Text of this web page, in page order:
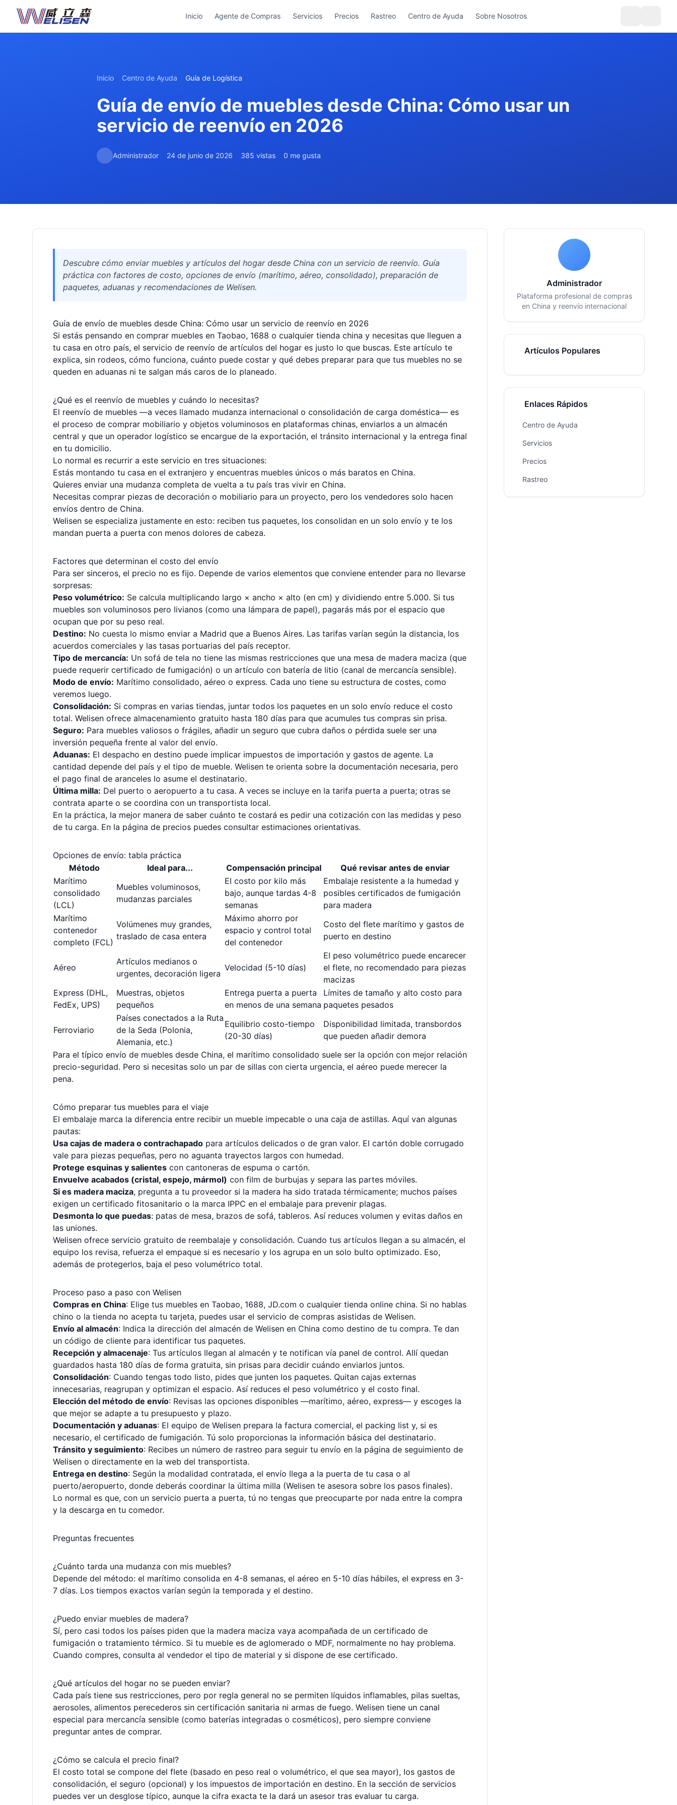
Inicio Agente de Compras Servicios Precios Rastreo Centro de Ayuda Sobre Nosotros
Inicio Centro de Ayuda Guía de Logística
Guía de envío de muebles desde China: Cómo usar un
servicio de reenvío en 2026
Administrador 24 de junio de 2026 385 vistas 0 me gusta
Descubre cómo enviar muebles y artículos del hogar desde China con un servicio de reenvío. Guía
práctica con factores de costo, opciones de envío (marítimo, aéreo, consolidado), preparación de
paquetes, aduanas y recomendaciones de Welisen.
Guía de envío de muebles desde China: Cómo usar un servicio de reenvío en 2026
Si estás pensando en comprar muebles en Taobao, 1688 o cualquier tienda china y necesitas que lleguen a
tu casa en otro país, el servicio de reenvío de artículos del hogar es justo lo que buscas. Este artículo te
explica, sin rodeos, cómo funciona, cuánto puede costar y qué debes preparar para que tus muebles no se
queden en aduanas ni te salgan más caros de lo planeado.
¿Qué es el reenvío de muebles y cuándo lo necesitas?
El reenvío de muebles —a veces llamado mudanza internacional o consolidación de carga doméstica— es
el proceso de comprar mobiliario y objetos voluminosos en plataformas chinas, enviarlos a un almacén
central y que un operador logístico se encargue de la exportación, el tránsito internacional y la entrega final
en tu domicilio.
Lo normal es recurrir a este servicio en tres situaciones:
Estás montando tu casa en el extranjero y encuentras muebles únicos o más baratos en China.
Quieres enviar una mudanza completa de vuelta a tu país tras vivir en China.
Necesitas comprar piezas de decoración o mobiliario para un proyecto, pero los vendedores solo hacen
envíos dentro de China.
Welisen se especializa justamente en esto: reciben tus paquetes, los consolidan en un solo envío y te los
mandan puerta a puerta con menos dolores de cabeza.
Factores que determinan el costo del envío
Para ser sinceros, el precio no es fijo. Depende de varios elementos que conviene entender para no llevarse
sorpresas:
Peso volumétrico: Se calcula multiplicando largo × ancho × alto (en cm) y dividiendo entre 5.000. Si tus
muebles son voluminosos pero livianos (como una lámpara de papel), pagarás más por el espacio que
ocupan que por su peso real.
Destino: No cuesta lo mismo enviar a Madrid que a Buenos Aires. Las tarifas varían según la distancia, los
acuerdos comerciales y las tasas portuarias del país receptor.
Tipo de mercancía: Un sofá de tela no tiene las mismas restricciones que una mesa de madera maciza (que
puede requerir certificado de fumigación) o un artículo con batería de litio (canal de mercancía sensible).
Modo de envío: Marítimo consolidado, aéreo o express. Cada uno tiene su estructura de costes, como
veremos luego.
Consolidación: Si compras en varias tiendas, juntar todos los paquetes en un solo envío reduce el costo
total. Welisen ofrece almacenamiento gratuito hasta 180 días para que acumules tus compras sin prisa.
Seguro: Para muebles valiosos o frágiles, añadir un seguro que cubra daños o pérdida suele ser una
inversión pequeña frente al valor del envío.
Aduanas: El despacho en destino puede implicar impuestos de importación y gastos de agente. La
cantidad depende del país y el tipo de mueble. Welisen te orienta sobre la documentación necesaria, pero
el pago final de aranceles lo asume el destinatario.
Última milla: Del puerto o aeropuerto a tu casa. A veces se incluye en la tarifa puerta a puerta; otras se
contrata aparte o se coordina con un transportista local.
En la práctica, la mejor manera de saber cuánto te costará es pedir una cotización con las medidas y peso
de tu carga. En la página de precios puedes consultar estimaciones orientativas.
Opciones de envío: tabla práctica
Método
Ideal para... Compensación principal
Qué revisar antes de enviar
Marítimo
consolidado
(LCL)
Muebles voluminosos,
mudanzas parciales
El costo por kilo más
bajo, aunque tardas 4-8
semanas
Embalaje resistente a la humedad y
posibles certificados de fumigación
para madera
Marítimo
contenedor
completo (FCL)
Volúmenes muy grandes,
traslado de casa entera
Máximo ahorro por
espacio y control total
del contenedor
Costo del flete marítimo y gastos de
puerto en destino
Aéreo
Artículos medianos o
urgentes, decoración ligera
Velocidad (5-10 días)
El peso volumétrico puede encarecer
el flete, no recomendado para piezas
macizas
Express (DHL,
FedEx, UPS)
Muestras, objetos
pequeños
Entrega puerta a puerta
en menos de una semana
Límites de tamaño y alto costo para
paquetes pesados
Ferroviario
Países conectados a la Ruta
de la Seda (Polonia,
Alemania, etc.)
Equilibrio costo-tiempo
(20-30 días)
Disponibilidad limitada, transbordos
que pueden añadir demora
Para el típico envío de muebles desde China, el marítimo consolidado suele ser la opción con mejor relación
precio-seguridad. Pero si necesitas solo un par de sillas con cierta urgencia, el aéreo puede merecer la
pena.
Cómo preparar tus muebles para el viaje
El embalaje marca la diferencia entre recibir un mueble impecable o una caja de astillas. Aquí van algunas
pautas:
Usa cajas de madera o contrachapado para artículos delicados o de gran valor. El cartón doble corrugado
vale para piezas pequeñas, pero no aguanta trayectos largos con humedad.
Protege esquinas y salientes con cantoneras de espuma o cartón.
Envuelve acabados (cristal, espejo, mármol) con film de burbujas y separa las partes móviles.
Si es madera maciza, pregunta a tu proveedor si la madera ha sido tratada térmicamente; muchos países
exigen un certificado fitosanitario o la marca IPPC en el embalaje para prevenir plagas.
Desmonta lo que puedas: patas de mesa, brazos de sofá, tableros. Así reduces volumen y evitas daños en
las uniones.
Welisen ofrece servicio gratuito de reembalaje y consolidación. Cuando tus artículos llegan a su almacén, el
equipo los revisa, refuerza el empaque si es necesario y los agrupa en un solo bulto optimizado. Eso,
además de protegerlos, baja el peso volumétrico total.
Proceso paso a paso con Welisen
Compras en China: Elige tus muebles en Taobao, 1688, JD.com o cualquier tienda online china. Si no hablas
chino o la tienda no acepta tu tarjeta, puedes usar el servicio de compras asistidas de Welisen.
Envío al almacén: Indica la dirección del almacén de Welisen en China como destino de tu compra. Te dan
un código de cliente para identificar tus paquetes.
Recepción y almacenaje: Tus artículos llegan al almacén y te notifican vía panel de control. Allí quedan
guardados hasta 180 días de forma gratuita, sin prisas para decidir cuándo enviarlos juntos.
Consolidación: Cuando tengas todo listo, pides que junten los paquetes. Quitan cajas externas
innecesarias, reagrupan y optimizan el espacio. Así reduces el peso volumétrico y el costo final.
Elección del método de envío: Revisas las opciones disponibles —marítimo, aéreo, express— y escoges la
que mejor se adapte a tu presupuesto y plazo.
Documentación y aduanas: El equipo de Welisen prepara la factura comercial, el packing list y, si es
necesario, el certificado de fumigación. Tú solo proporcionas la información básica del destinatario.
Tránsito y seguimiento: Recibes un número de rastreo para seguir tu envío en la página de seguimiento de
Welisen o directamente en la web del transportista.
Entrega en destino: Según la modalidad contratada, el envío llega a la puerta de tu casa o al
puerto/aeropuerto, donde deberás coordinar la última milla (Welisen te asesora sobre los pasos finales).
Lo normal es que, con un servicio puerta a puerta, tú no tengas que preocuparte por nada entre la compra
y la descarga en tu comedor.
Preguntas frecuentes
¿Cuánto tarda una mudanza con mis muebles?
Depende del método: el marítimo consolida en 4-8 semanas, el aéreo en 5-10 días hábiles, el express en 3-
7 días. Los tiempos exactos varían según la temporada y el destino.
¿Puedo enviar muebles de madera?
Sí, pero casi todos los países piden que la madera maciza vaya acompañada de un certificado de
fumigación o tratamiento térmico. Si tu mueble es de aglomerado o MDF, normalmente no hay problema.
Cuando compres, consulta al vendedor el tipo de material y si dispone de ese certificado.
¿Qué artículos del hogar no se pueden enviar?
Cada país tiene sus restricciones, pero por regla general no se permiten líquidos inflamables, pilas sueltas,
aerosoles, alimentos perecederos sin certificación sanitaria ni armas de fuego. Welisen tiene un canal
especial para mercancía sensible (como baterías integradas o cosméticos), pero siempre conviene
preguntar antes de comprar.
¿Cómo se calcula el precio final?
El costo total se compone del flete (basado en peso real o volumétrico, el que sea mayor), los gastos de
consolidación, el seguro (opcional) y los impuestos de importación en destino. En la sección de servicios
puedes ver un desglose típico, aunque la cifra exacta te la dará un asesor tras evaluar tu carga.
Administrador
Plataforma profesional de compras
en China y reenvío internacional
Artículos Populares
Enlaces Rápidos
Centro de Ayuda
Servicios
Precios
Rastreo